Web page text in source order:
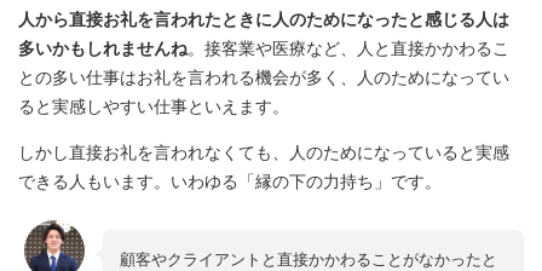
人から直接お礼を言われたときに人のためになったと感じる人は
多いかもしれませんね。接客業や医療など、人と直接かかわるこ
との多い仕事はお礼を言われる機会が多く、人のためになってい
ると実感しやすい仕事といえます。
しかし直接お礼を言われなくても、人のためになっていると実感
できる人もいます。いわゆる「縁の下の力持ち」です。
顧客やクライアントと直接かかわることがなかったと